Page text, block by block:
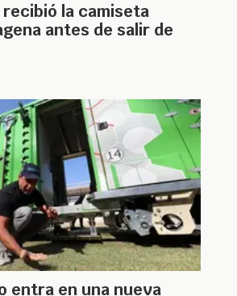
recibió la camiseta
antes de salir de
entra en una nueva